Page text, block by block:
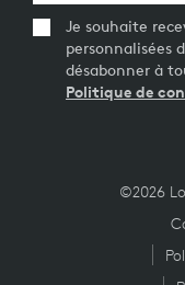
Je souhaite
personnalisées
désabonner à
Politique de
©2026